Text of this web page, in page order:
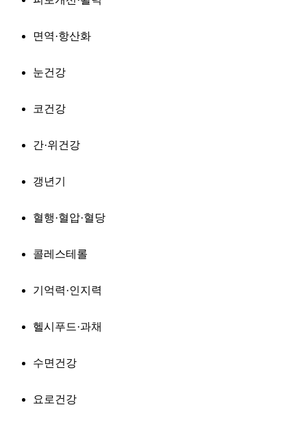
면역·항산화
눈건강
코건강
간·위건강
갱년기
혈행·혈압·혈당
콜레스테롤
기억력·인지력
헬시푸드·과채
수면건강
요로건강